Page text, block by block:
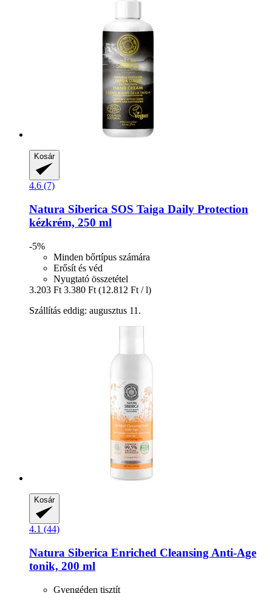
Kosár
4.6 (7)
Natura Siberica SOS Taiga Daily Protection
kézkrém, 250 ml
-5%
Minden bőrtípus számára
Erősít és véd
Nyugtató összetétel
3.203 Ft 3.380 Ft (12.812 Ft / l)
Szállítás eddig: augusztus 11.
Kosár
4.1 (44)
Natura Siberica Enriched Cleansing Anti-​Age
tonik, 200 ml
Gyengéden tisztít